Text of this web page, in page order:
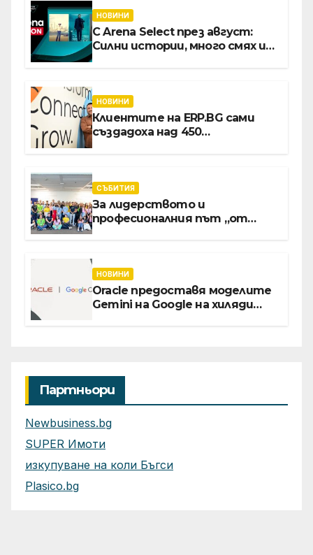
НОВИНИ
С Arena Select през август:
Силни истории, много смях и
НОВИНИ
Клиентите на ERP.BG сами
създадоха над 450
интелект
СЪБИТИЯ
За лидерството и
професионалния път „от
директор Асен Великов
НОВИНИ
Oracle предоставя моделите
Gemini на Google на хиляди
Партньори
Newbusiness.bg
SUPER Имоти
изкупуване на коли Бъгси
Plasico.bg